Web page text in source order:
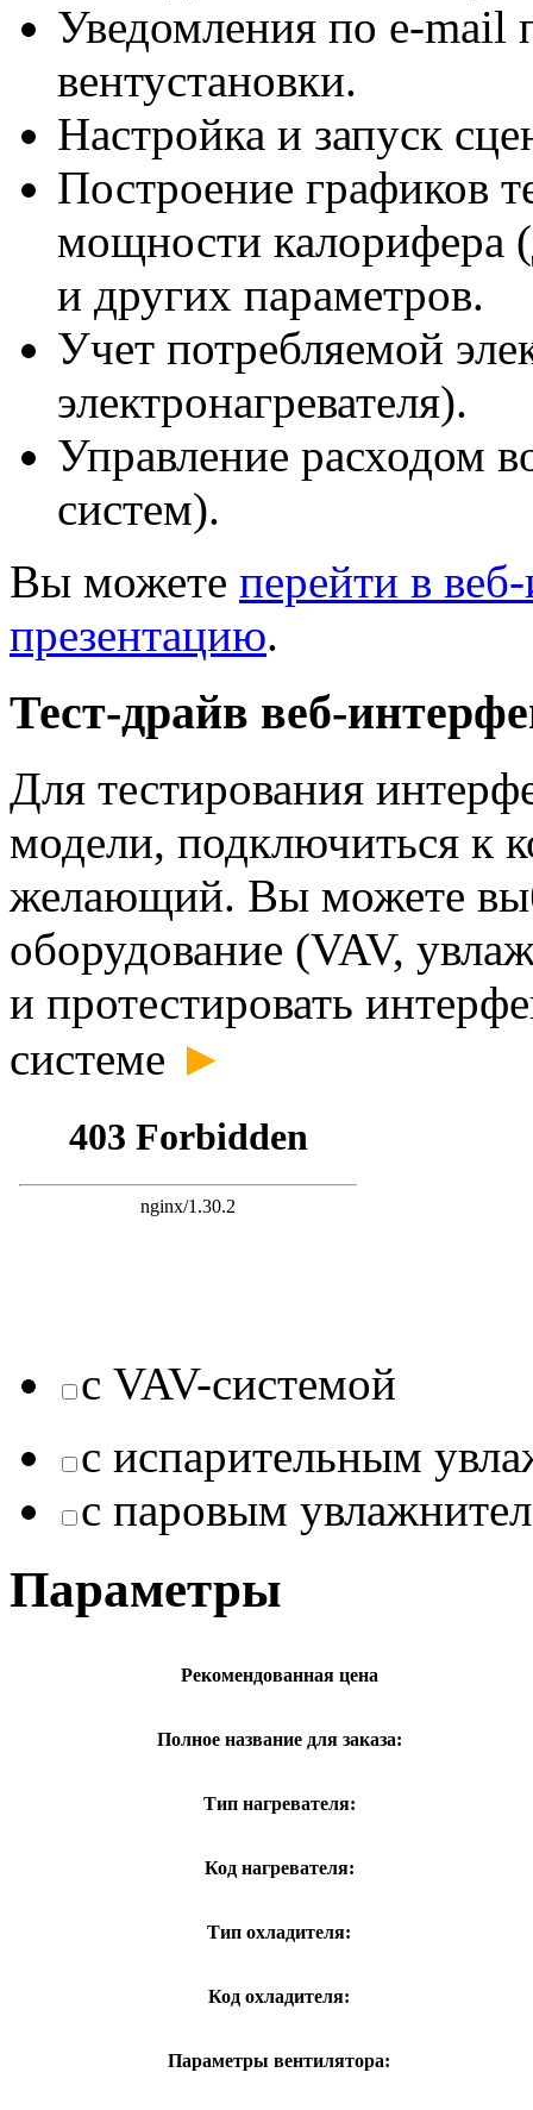
Уведомления по e-mail
вентустановки.
Настройка и запуск
Построение графиков
мощности калорифера
и других параметров.
Учет потребляемой
электронагревателя).
Управление расходом
систем).
Вы можете перейти в
презентацию.
Тест-драйв веб-
Для тестирования
модели, подключиться к
желающий. Вы можете
оборудование (VAV,
и протестировать
системе ►
с VAV-системой
с испарительным
с паровым
Параметры
Рекомендованная цена
Полное название для заказа:
Тип нагревателя:
Код нагревателя:
Тип охладителя:
Код охладителя:
Параметры вентилятора: